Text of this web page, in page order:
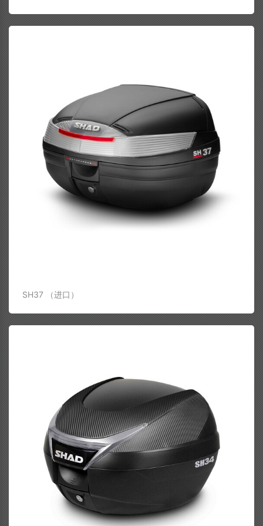
SH37 （进口）